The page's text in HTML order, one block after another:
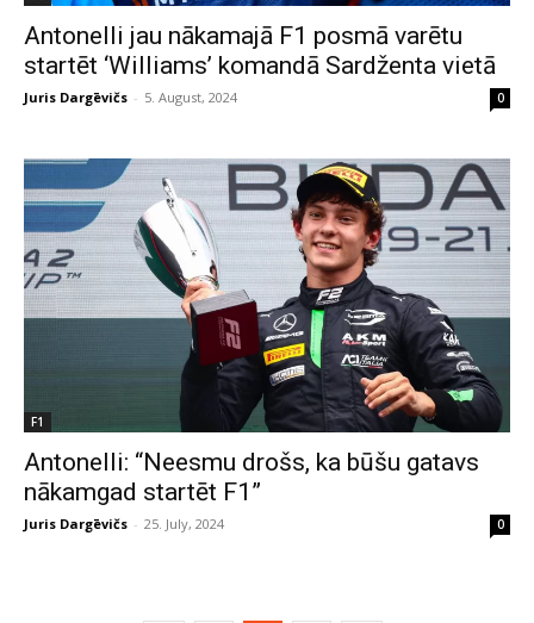
Antonelli jau nākamajā F1 posmā varētu
startēt ‘Williams’ komandā Sardženta vietā
Juris Dargēvičs - 5. August, 2024 0
F1
Antonelli: “Neesmu drošs, ka būšu gatavs
nākamgad startēt F1”
Juris Dargēvičs - 25. July, 2024 0